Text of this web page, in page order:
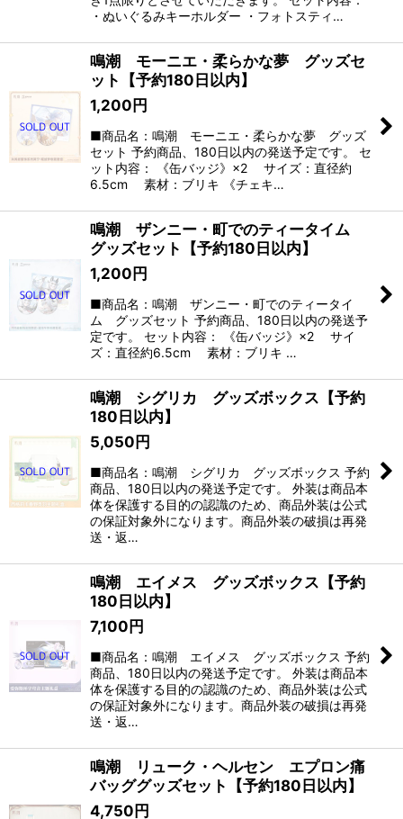
・ぬいぐるみキーホルダー ・フォトスティ…
鳴潮 モーニエ・柔らかな夢 グッズセ
ット【予約180日以内】
1,200 円
■商品名：鳴潮 モーニエ・柔らかな夢 グッズ
セット 予約商品、180日以内の発送予定です。 セ
ット内容： 《缶バッジ》×2 サイズ：直径約
6.5cm 素材：ブリキ 《チェキ…
鳴潮 ザンニー・町でのティータイム
グッズセット【予約180日以内】
1,200 円
■商品名：鳴潮 ザンニー・町でのティータイ
ム グッズセット 予約商品、180日以内の発送予
定です。 セット内容： 《缶バッジ》×2 サイ
ズ：直径約6.5cm 素材：ブリキ …
鳴潮 シグリカ グッズボックス【予約
180日以内】
5,050 円
■商品名：鳴潮 シグリカ グッズボックス 予約
商品、180日以内の発送予定です。 外装は商品本
体を保護する目的の認識のため、商品外装は公式
の保証対象外になります。商品外装の破損は再発
送・返…
鳴潮 エイメス グッズボックス【予約
180日以内】
7,100 円
■商品名：鳴潮 エイメス グッズボックス 予約
商品、180日以内の発送予定です。 外装は商品本
体を保護する目的の認識のため、商品外装は公式
の保証対象外になります。商品外装の破損は再発
送・返…
鳴潮 リューク・ヘルセン エプロン痛
バッググッズセット【予約180日以内】
4,750 円